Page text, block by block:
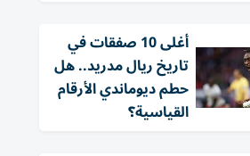
أغلى 10 صفقات في
تاريخ ريال مدريد.. هل
حطم ديوماندي الأرقام
القياسية؟